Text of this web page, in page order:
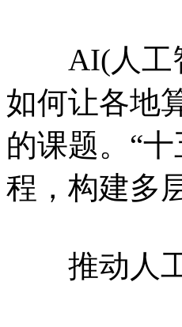
AI(人工智
如何让各地
的课题。“
程，构建多
推动人工